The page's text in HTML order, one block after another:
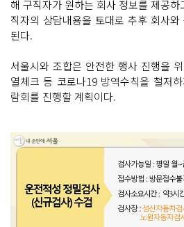
해 구직자가 원하는 회사 정보를 제공
직자의 상담내용을 토대로 추후 회사
된다.
서울시와 조합은 안전한 행사 진행을
열체크 등 코로나19 방역수칙을 철저
람회를 진행할 계획이다.